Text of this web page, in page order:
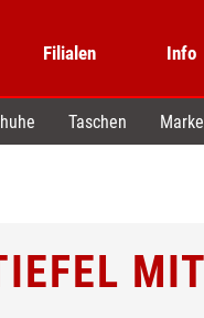
Filialen Info
Taschen